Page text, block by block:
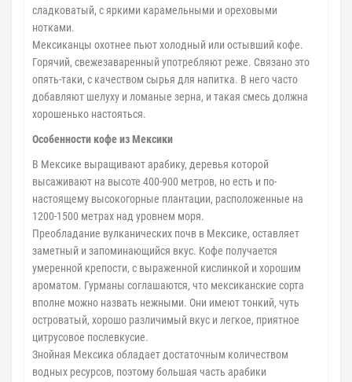
сладковатый, с яркими карамельными и ореховыми
нотками.
Мексиканцы охотнее пьют холодный или остывший кофе.
Горячий, свежезаваренный употребляют реже. Связано это
опять-таки, с качеством сырья для напитка. В него часто
добавляют шелуху и ломаные зерна, и такая смесь должна
хорошенько настояться.
Особенности кофе из Мексики
В Мексике выращивают арабику, деревья которой
высаживают на высоте 400-900 метров, но есть и по-
настоящему высокогорные плантации, расположенные на
1200-1500 метрах над уровнем моря.
Преобладание вулканических почв в Мексике, оставляет
заметный и запоминающийся вкус. Кофе получается
умеренной крепости, с выраженной кислинкой и хорошим
ароматом. Гурманы соглашаются, что мексиканские сорта
вполне можно назвать нежными. Они имеют тонкий, чуть
островатый, хорошо различимый вкус и легкое, приятное
цитрусовое послевкусие.
Знойная Мексика обладает достаточным количеством
водных ресурсов, поэтому большая часть арабики